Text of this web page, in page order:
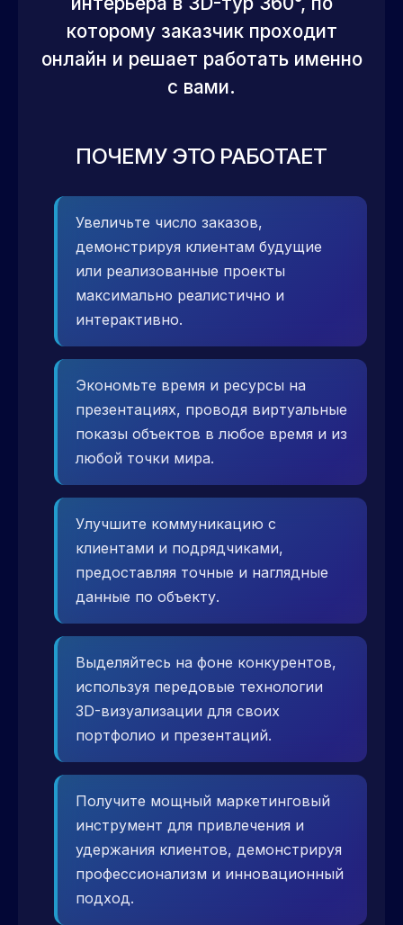
которому заказчик проходит
онлайн и решает работать именно
с вами.
ПОЧЕМУ ЭТО РАБОТАЕТ
Увеличьте число заказов,
демонстрируя клиентам будущие
или реализованные проекты
максимально реалистично и
интерактивно.
Экономьте время и ресурсы на
презентациях, проводя виртуальные
показы объектов в любое время и из
любой точки мира.
Улучшите коммуникацию с
клиентами и подрядчиками,
предоставляя точные и наглядные
данные по объекту.
Выделяйтесь на фоне конкурентов,
используя передовые технологии
3D-визуализации для своих
портфолио и презентаций.
Получите мощный маркетинговый
инструмент для привлечения и
удержания клиентов, демонстрируя
профессионализм и инновационный
подход.